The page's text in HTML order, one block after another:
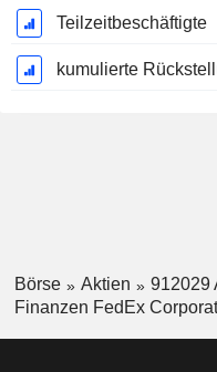
Teilzeitbeschäftigte
Börse Aktien
912029
Finanzen FedEx